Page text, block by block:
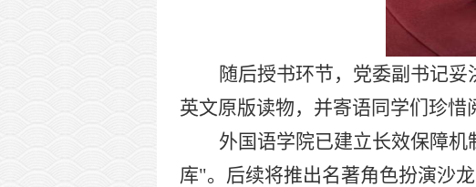
随后授书环节， 党委副书记妥
英文原版读物，并寄语同学们珍惜
外国语学院已建立长效保障机
库"。后续将推出名著角色扮演沙